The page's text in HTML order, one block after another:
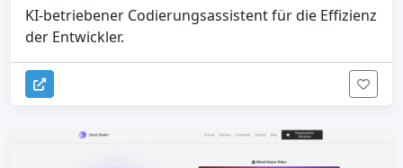
KI-betriebener Codierungsassistent für die Effizienz
der Entwickler.